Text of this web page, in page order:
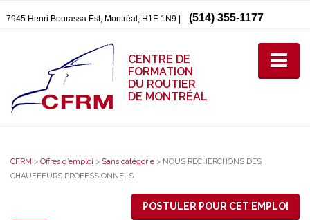
7945 Henri Bourassa Est, Montréal, H1E 1N9 | (514) 355-1177
CENTRE DE
FORMATION
DU ROUTIER
DE MONTRÉAL
CFRM > Offres d’emploi > Sans catégorie > NOUS RECHERCHONS DES
CHAUFFEURS PROFESSIONNELS
POSTULER POUR CET EMPLOI